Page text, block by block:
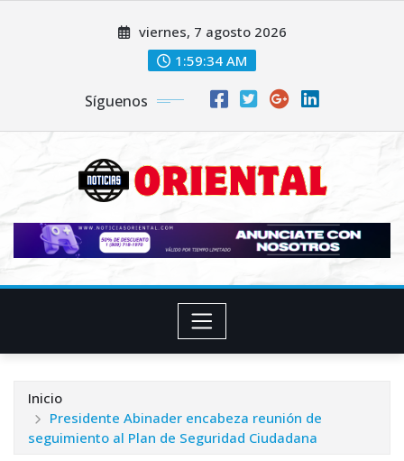
viernes, 7 agosto 2026
1:59:36 AM
Síguenos
Inicio
Presidente Abinader encabeza reunión de
seguimiento al Plan de Seguridad Ciudadana